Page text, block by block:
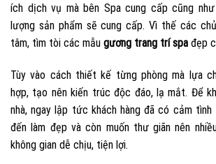
ích dịch vụ mà bên Spa cung cấp cũng
lượng sản phẩm sẽ cung cấp. Vì thế các
tâm, tìm tòi các mẫu gương trang trí spa đẹp
Tùy vào cách thiết kế từng phòng mà lựa
hợp, tạo nên kiến trúc độc đáo, lạ mắt. Để
nhà, ngay lập tức khách hàng đã có cảm
đến làm đẹp và còn muốn thư giãn nên
không gian dễ chịu, tiện lợi.